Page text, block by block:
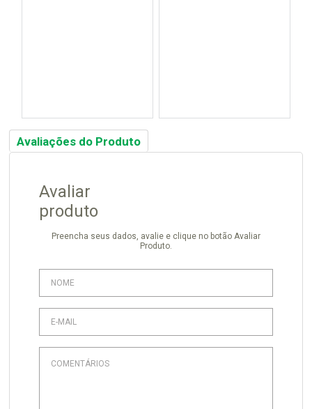
Avaliações do Produto
Avaliar
produto
Preencha seus dados, avalie e clique no botão Avaliar
Produto.